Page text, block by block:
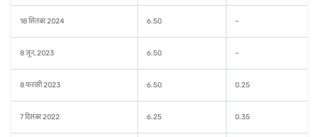
18 सितंबर 2024 6.50 –
8 जून, 2023 6.50 –
8 फरवरी 2023 6.50 0.25
7 दिसंबर 2022 6.25 0.35